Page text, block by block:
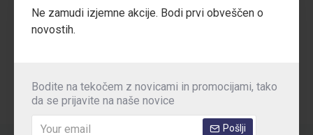
Ne zamudi izjemne akcije. Bodi prvi obveščen o
novostih.
Bodite na tekočem z novicami in promocijami, tako
da se prijavite na naše novice
Pošlji